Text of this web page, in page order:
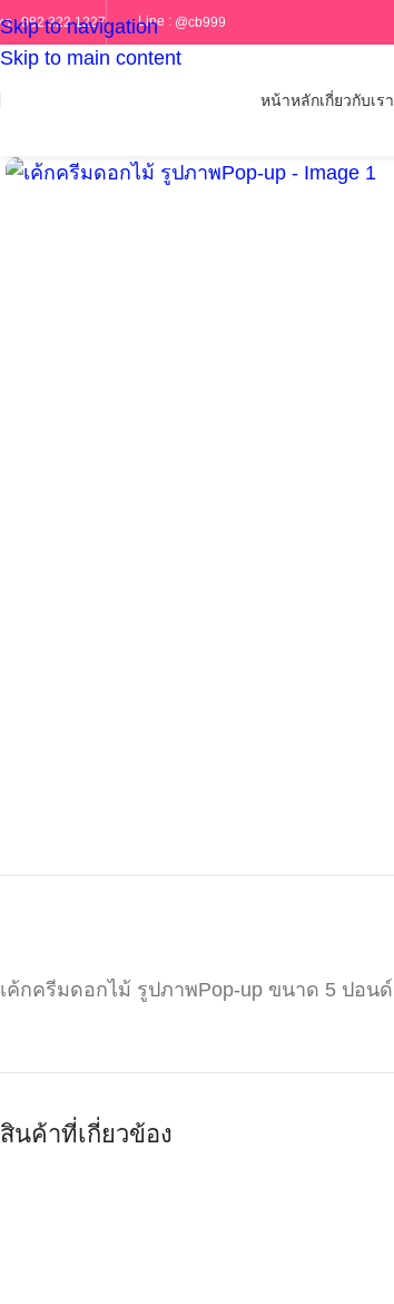
Skip to navigation
Skip to main content
ร : 082 322 1227 Line : @cb999
หน้าหลักเกี่ยวกับเรา
เค้กครีมดอกไม้ รูปภาพPop-up ขนาด 5 ปอนด์
สินค้าที่เกี่ยวข้อง